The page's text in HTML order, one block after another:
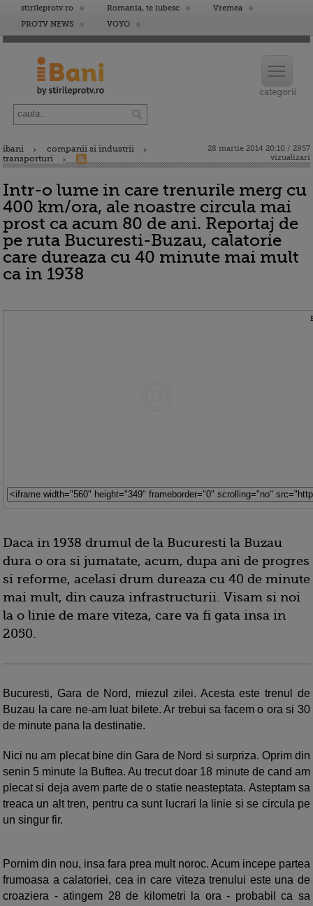
stirileprotv.ro Romania, te iubesc
Vremea
PROTV NEWS
VOYO
ibani
companii si industrii
transporturi
28 martie 2014 20:10 / 2957
vizualizari
Intr-o lume in care trenurile merg cu
400 km/ora, ale noastre circula mai
prost ca acum 80 de ani. Reportaj de
pe ruta Bucuresti-Buzau, calatorie
care dureaza cu 40 minute mai mult
ca in 1938
Daca in 1938 drumul de la Bucuresti la Buzau
dura o ora si jumatate, acum, dupa ani de progres
si reforme, acelasi drum dureaza cu 40 de minute
mai mult, din cauza infrastructurii. Visam si noi
la o linie de mare viteza, care va fi gata insa in
2050.
Bucuresti, Gara de Nord, miezul zilei. Acesta este trenul de
Buzau la care ne-am luat bilete. Ar trebui sa facem o ora si 30
de minute pana la destinatie.
Nici nu am plecat bine din Gara de Nord si surpriza. Oprim din
senin 5 minute la Buftea. Au trecut doar 18 minute de cand am
plecat si deja avem parte de o statie neasteptata. Asteptam sa
treaca un alt tren, pentru ca sunt lucrari la linie si se circula pe
un singur fir.
Pornim din nou, insa fara prea mult noroc. Acum incepe partea
frumoasa a calatoriei, cea in care viteza trenului este una de
croaziera - atingem 28 de kilometri la ora - probabil ca sa